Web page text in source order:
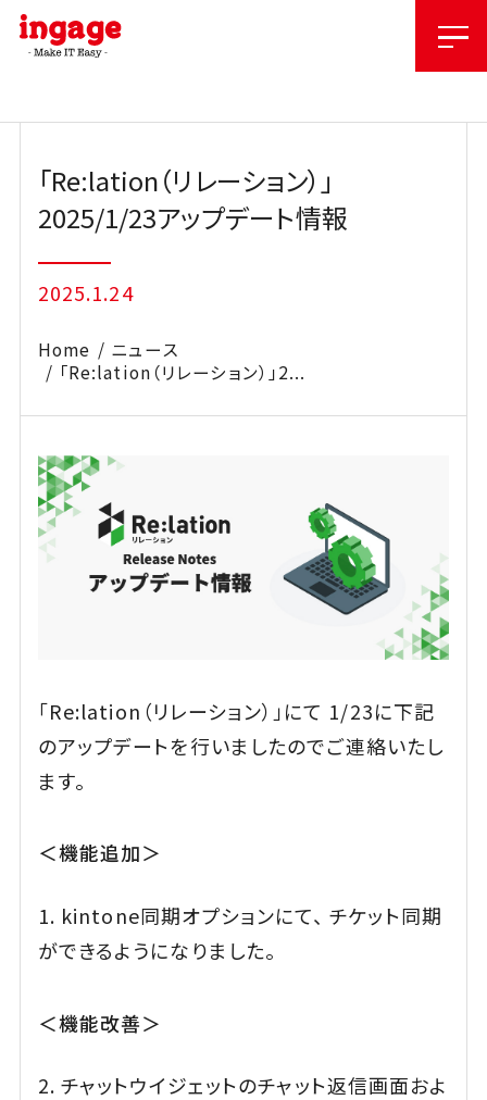
Skip
content
「Re:lation（リレーション）」
2025/1/23アップデート情報
2025.1.24
Home
ニュース
「Re:lation（リレーション）」2...
「Re:lation（リレーション）」にて 1/23に下記
のアップデートを行いましたのでご連絡いたし
ます。
＜機能追加＞
1. kintone同期オプションにて、 チケット同期
ができるようになりました。
＜機能改善＞
2. チャットウイジェットのチャット返信画面およ